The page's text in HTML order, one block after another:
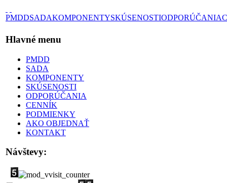
PMDDSADAKOMPONENTYSKÚSENOSTIODPORÚČANIA
Hlavné menu
PMDD
SADA
KOMPONENTY
SKÚSENOSTI
ODPORÚČANIA
CENNÍK
PODMIENKY
AKO OBJEDNAŤ
KONTAKT
Návštevy: